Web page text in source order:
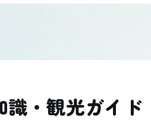
識・観光ガイド